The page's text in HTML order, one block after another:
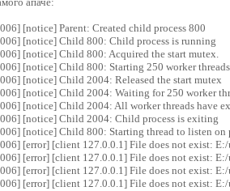
[notice] Parent: Created child process 800
[notice] Child 800: Child process is running
[notice] Child 800: Acquired the start mutex.
[notice] Child 800: Starting 250 worker
[notice] Child 2004: Released the start mutex
[notice] Child 2004: Waiting for 250 worker
[notice] Child 2004: All worker threads have
[notice] Child 2004: Child process is exiting
[notice] Child 800: Starting thread to listen on
[error] [client 127.0.0.1] File does not exist:
[error] [client 127.0.0.1] File does not exist:
[error] [client 127.0.0.1] File does not exist:
[error] [client 127.0.0.1] File does not exist: